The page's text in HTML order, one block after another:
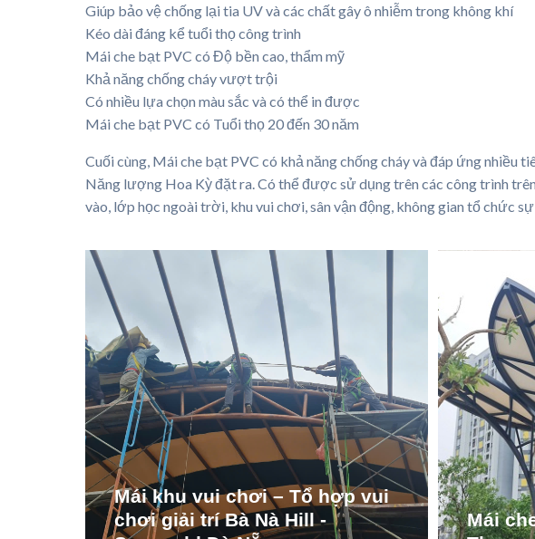
Giúp bảo vệ chống lại tia UV và các chất gây ô nhiễm trong không khí
Kéo dài đáng kể tuổi thọ công trình
Mái che bạt PVC có Độ bền cao, thẩm mỹ
Khả năng chống cháy vượt trội
Có nhiều lựa chọn màu sắc và có thể in được
Mái che bạt PVC có Tuổi thọ 20 đến 30 năm
Cuối cùng, Mái che bạt PVC có khả năng chống cháy và đáp ứng
Năng lượng Hoa Kỳ đặt ra. Có thể được sử dụng trên các công trình
vào, lớp học ngoài trời, khu vui chơi, sân vận động, không gian tổ chức
Mái khu vui chơi – Tổ hợp vui
chơi giải trí Bà Nà Hill -
Mái